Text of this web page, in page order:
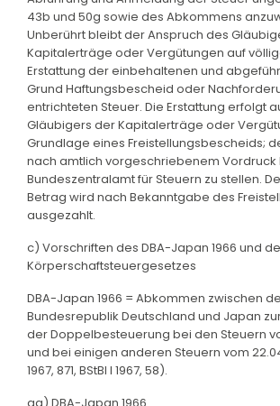
43b und 50g sowie des Abkommens
Unberührt bleibt der Anspruch des
Kapitalerträge oder Vergütungen auf
Erstattung der einbehaltenen und
Grund Haftungsbescheid oder
entrichteten Steuer. Die Erstattung erfolgt
Gläubigers der Kapitalerträge oder
Grundlage eines Freistellungsbescheids;
nach amtlich vorgeschriebenem Vordruck
Bundeszentralamt für Steuern zu stellen.
Betrag wird nach Bekanntgabe des
ausgezahlt.
c) Vorschriften des DBA-Japan 1966 und
Körperschaftsteuergesetzes
DBA-Japan 1966 = Abkommen zwischen
Bundesrepublik Deutschland und Japan
der Doppelbesteuerung bei den Steuern
und bei einigen anderen Steuern vom
1967, 871, BStBl I 1967, 58).